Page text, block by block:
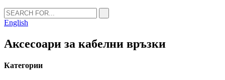
English
Аксесоари за кабелни връзки
Категории